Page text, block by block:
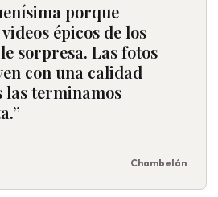
porque
épicos de los
sorpresa. Las fotos
con una calidad
las terminamos
Chambelán